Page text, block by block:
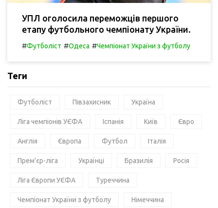
УПЛ оголосила переможців першого
етапу футбольного чемпіонату України.
#Футболіст #Одеса #Чемпіонат України з футболу
Теги
Футболіст Півзахисник Україна
Ліга чемпіонів УЄФА Іспанія Київ Євро
Англія Європа Футбол Італія
Прем'єр-ліга Українці Бразилія Росія
Ліга Європи УЄФА Туреччина
Чемпіонат України з футболу Німеччина